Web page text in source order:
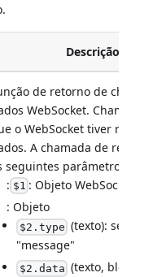
Descrição
de retorno de
WebSocket. Chamado
o WebSocket tiver
A chamada de
seguintes parâmetros
: $1 : Objeto WebSocket
: Objeto
$2.type (texto): sempre
"message"
$2.data (texto, blob ou